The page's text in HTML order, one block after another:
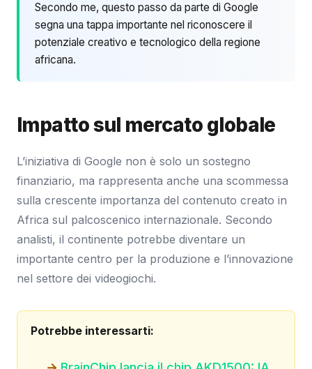
Secondo me, questo passo da parte di Google
segna una tappa importante nel riconoscere il
potenziale creativo e tecnologico della regione
africana.
Impatto sul mercato globale
L’iniziativa di Google non è solo un sostegno
finanziario, ma rappresenta anche una scommessa
sulla crescente importanza del contenuto creato in
Africa sul palcoscenico internazionale. Secondo
analisti, il continente potrebbe diventare un
importante centro per la produzione e l’innovazione
nel settore dei videogiochi.
Potrebbe interessarti: